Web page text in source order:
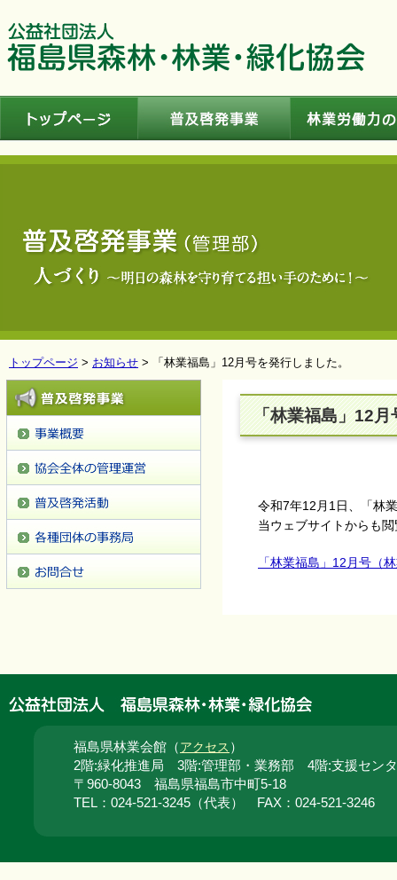
トップページ > お知らせ > 「林業福島」12月号を発行しました。
「林業福島」12月
令和7年12月1日、「林
当ウェブサイトからも
「林業福島」12月号（
福島県林業会館（ アクセス ）
2階:緑化推進局 3階:管理部・業務部 4階:支援セン
〒960-8043 福島県福島市中町5-18
TEL：024‐521‐3245（代表） FAX：024‐521‐3246